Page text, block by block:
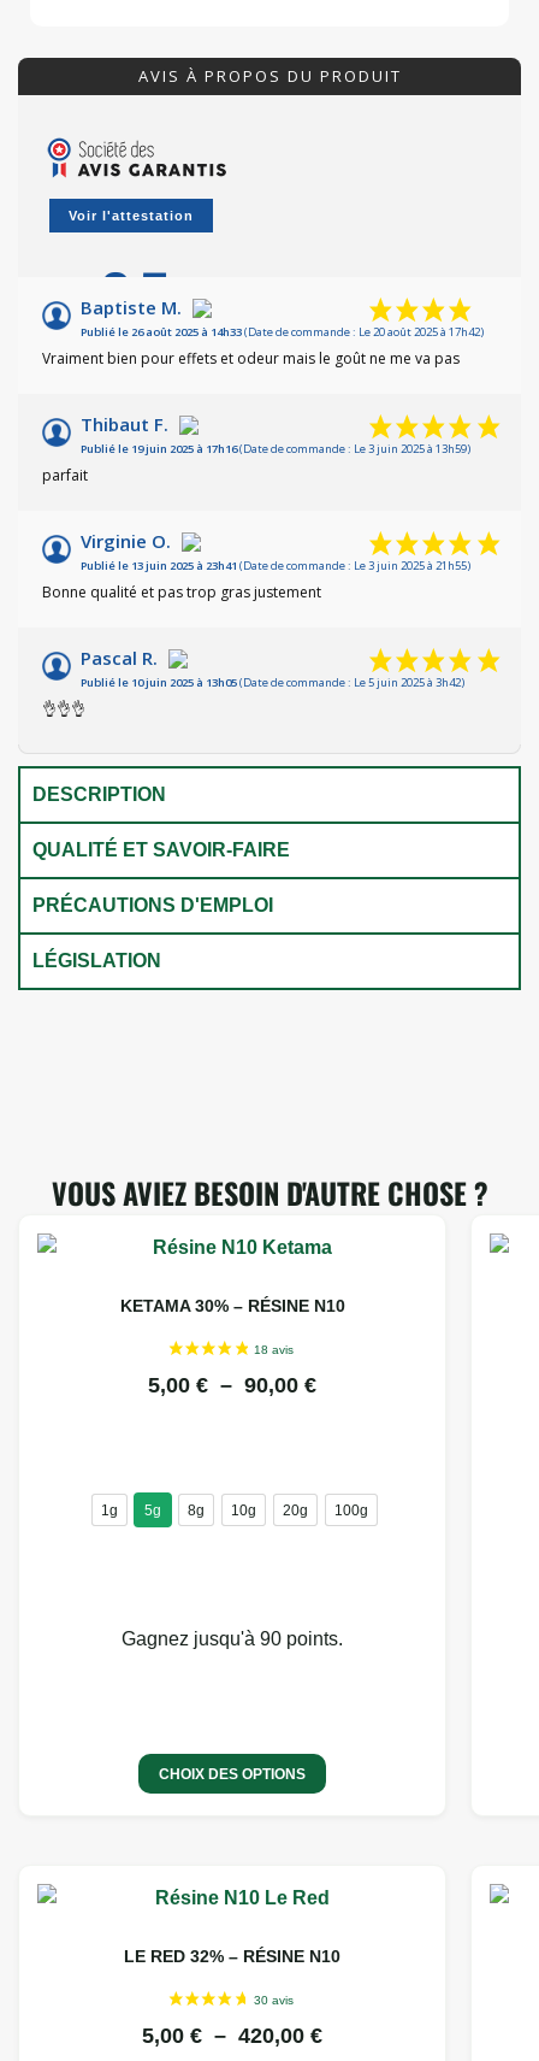
AVIS À PROPOS DU PRODUIT
Voir l'attestation
9.5/10
Baptiste M.
Publié le 26 août 2025 à 14h33(Date de commande : Le 20 août 2025 à 17h42)
Vraiment bien pour effets et odeur mais le goût ne me va pas
Thibaut F.
Publié le 19 juin 2025 à 17h16(Date de commande : Le 3 juin 2025 à 13h59)
parfait
Virginie O.
Publié le 13 juin 2025 à 23h41 (Date de commande : Le 3 juin 2025 à 21h55)
Bonne qualité et pas trop gras justement
Pascal R.
Publié le 10 juin 2025 à 13h05(Date de commande : Le 5 juin 2025 à 3h42)
👌👌👌
DESCRIPTION
QUALITÉ ET SAVOIR-FAIRE
PRÉCAUTIONS D'EMPLOI
LÉGISLATION
VOUS AVIEZ BESOIN D'AUTRE CHOSE ?
KETAMA 30% – RÉSINE N10
5,00 € – 90,00 €
1g 5g 8g 10g 20g 100g
Gagnez jusqu'à 90 points.
CHOIX DES OPTIONS
LE RED 32% – RÉSINE N10
5,00 € – 420,00 €